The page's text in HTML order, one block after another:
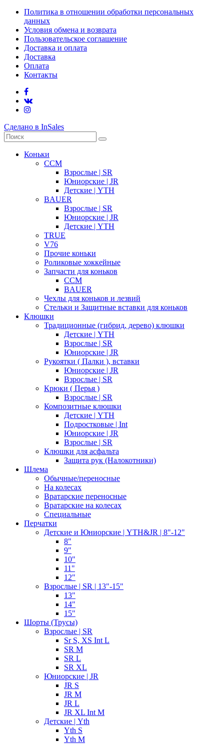
Политика в отношении обработки персональных
данных
Условия обмена и возврата
Пользовательское соглашение
Доставка и оплата
Доставка
Оплата
Контакты
Сделано в InSales
Коньки
CCM
Взрослые | SR
Юниорские | JR
Детские | YTH
BAUER
Взрослые | SR
Юниорские | JR
Детские | YTH
TRUE
V76
Прочие коньки
Роликовые хоккейные
Запчасти для коньков
CCM
BAUER
Чехлы для коньков и лезвий
Стельки и Защитные вставки для коньков
Клюшки
Традиционные (гибрид, дерево) клюшки
Детские | YTH
Взрослые | SR
Юниорские | JR
Рукоятки ( Палки ), вставки
Юниорские | JR
Взрослые | SR
Крюки ( Перья )
Взрослые | SR
Композитные клюшки
Детские | YTH
Подростковые | Int
Юниорские | JR
Взрослые | SR
Клюшки для асфальта
Защита рук (Налокотники)
Шлема
Обычные/переносные
На колесах
Вратарские переносные
Вратарские на колесах
Специальные
Перчатки
Детские и Юниорские | YTH&JR | 8"-12"
8"
9"
10"
11"
12"
Взрослые | SR | 13"-15"
13"
14"
15"
Шорты (Трусы)
Взрослые | SR
Sr S, XS Int L
SR M
SR L
SR XL
Юниорские | JR
JR S
JR M
JR L
JR XL Int M
Детские | Yth
Yth S
Yth M